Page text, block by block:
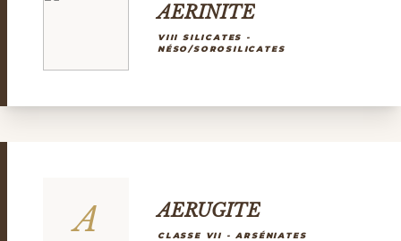
AERINITE
VIII SILICATES -
NÉSO/SOROSILICATES
A AERUGITE
CLASSE VII - ARSÉNIATES